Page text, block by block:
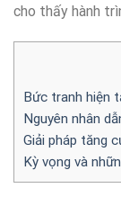
cho thấy hành
Bức tranh hiện
Nguyên nhân
Giải pháp tăng
Kỳ vọng và